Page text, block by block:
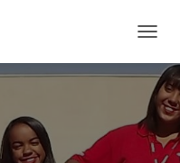
L
T
E
R
N
A